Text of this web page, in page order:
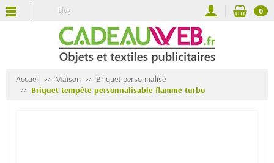
Blog 0
Accueil Maison
Briquet personnalisé
Briquet tempête personnalisable flamme turbo